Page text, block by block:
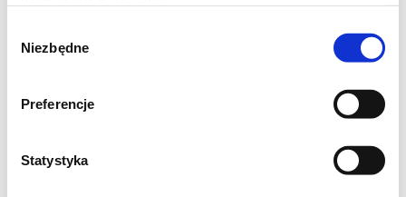
zgody
Niezbędne
Preferencje
Statystyka